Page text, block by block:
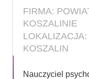
FIRMA:
KOSZALINIE
KOSZALIN
Nauczyciel